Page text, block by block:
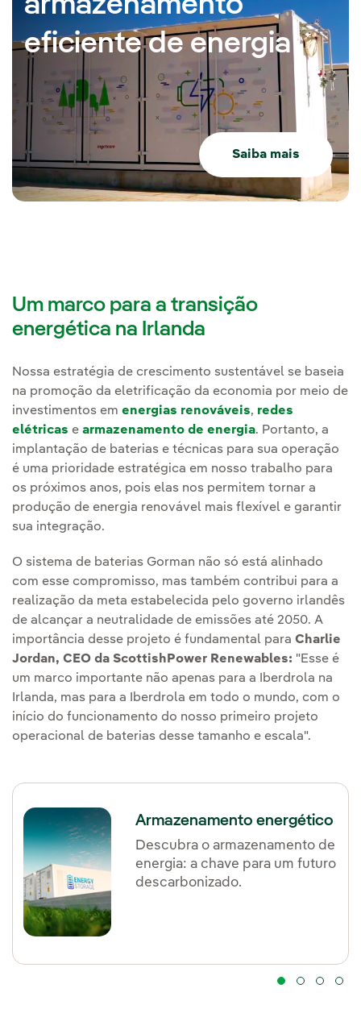
eficiente de energia
Saiba mais
Um marco para a transição
energética na Irlanda
Nossa estratégia de crescimento sustentável se baseia
na promoção da eletrificação da economia por meio de
investimentos em energias renováveis, redes
elétricas e armazenamento de energia. Portanto, a
implantação de baterias e técnicas para sua operação
é uma prioridade estratégica em nosso trabalho para
os próximos anos, pois elas nos permitem tornar a
produção de energia renovável mais flexível e garantir
sua integração.
O sistema de baterias Gorman não só está alinhado
com esse compromisso, mas também contribui para a
realização da meta estabelecida pelo governo irlandês
de alcançar a neutralidade de emissões até 2050. A
importância desse projeto é fundamental para Charlie
Jordan, CEO da ScottishPower Renewables: "Esse é
um marco importante não apenas para a Iberdrola na
Irlanda, mas para a Iberdrola em todo o mundo, com o
início do funcionamento do nosso primeiro projeto
operacional de baterias desse tamanho e escala".
Armazenamento energético
Descubra o armazenamento de
energia: a chave para um futuro
descarbonizado.